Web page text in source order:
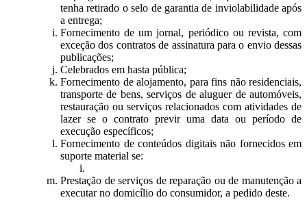
tenha retirado o selo de garantia de inviolabilidade após
a entrega;
Fornecimento de um jornal, periódico ou revista, com
exceção dos contratos de assinatura para o envio dessas
publicações;
Celebrados em hasta pública;
Fornecimento de alojamento, para fins não residenciais,
transporte de bens, serviços de aluguer de automóveis,
restauração ou serviços relacionados com atividades de
lazer se o contrato previr uma data ou período de
execução específicos;
Fornecimento de conteúdos digitais não fornecidos em
suporte material se:
Prestação de serviços de reparação ou de manutenção a
executar no domicílio do consumidor, a pedido deste.